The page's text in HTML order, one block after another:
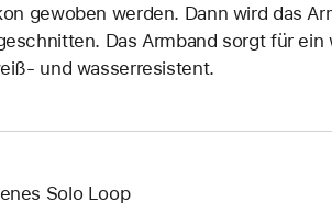
gewoben werden. Dann wird das
Das Armband sorgt für
und wasser­resistent.
Solo Loop